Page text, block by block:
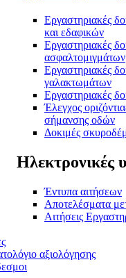
Εργαστηριακές
και εδαφικών
Εργαστηριακές
ασφαλτομιγμάτων
Εργαστηριακές
γαλακτωμάτων
Εργαστηριακές
Έλεγχος
σήμανσης οδών
Δοκιμές
Ηλεκτρονικές
Έντυπα αιτήσεων
Αποτελέσματα
Αιτήσεις
αξιολόγησης